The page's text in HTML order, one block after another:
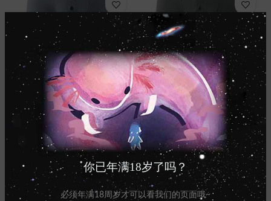
你已年满18岁了吗？
必须年满18周岁才可以看我们的页面哦~
Axolom 09 ftm-stp
内裤
内裤
¥ 88.00
Axolom 10 ftm 啪啪
内裤
内裤
¥88.00